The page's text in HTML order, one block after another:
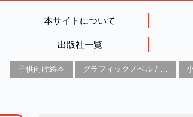
本サイトについて
出版社一覧
子供向け絵本